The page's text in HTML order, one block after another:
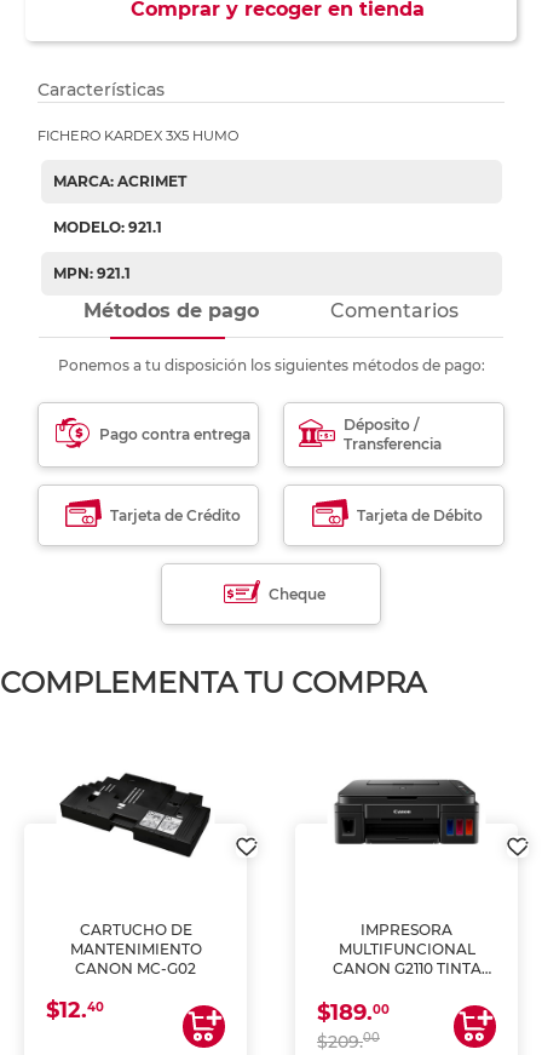
Comprar y recoger en tienda
Características
FICHERO KARDEX 3X5 HUMO
MARCA: ACRIMET
MODELO: 921.1
MPN: 921.1
Métodos de pago Comentarios
Ponemos a tu disposición los siguientes métodos de pago:
Pago contra entrega
Déposito /
Transferencia
Tarjeta de Crédito Tarjeta de Débito
Cheque
COMPLEMENTA TU COMPRA
CARTUCHO DE
MANTENIMIENTO
CANON MC-G02
$12.40
IMPRESORA
MULTIFUNCIONAL
CANON G2110 TINTA
$189.00
$209.00